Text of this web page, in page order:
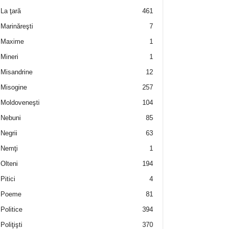
La ţară
461
Marinăreşti
7
Maxime
1
Mineri
1
Misandrine
12
Misogine
257
Moldoveneşti
104
Nebuni
85
Negrii
63
Nemţi
1
Olteni
194
Pitici
4
Poeme
81
Politice
394
Poliţişti
370